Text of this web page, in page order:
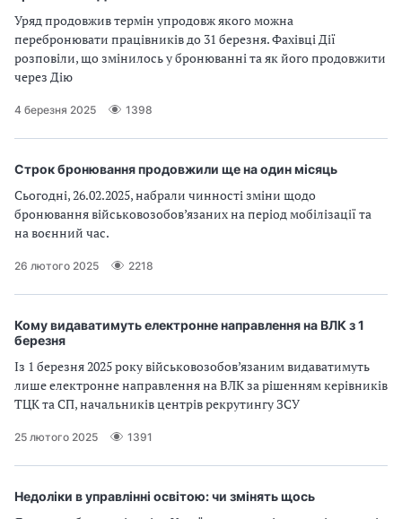
Уряд продовжив термін упродовж якого можна
перебронювати працівників до 31 березня. Фахівці Дії
розповіли, що змінилось у бронюванні та як його продовжити
через Дію
4 березня 2025 1398
Строк бронювання продовжили ще на один місяць
Сьогодні, 26.02.2025, набрали чинності зміни щодо
бронювання військовозобов’язаних на період мобілізації та
на воєнний час.
26 лютого 2025 2218
Кому видаватимуть електронне направлення на ВЛК з 1
березня
Із 1 березня 2025 року військовозобов’язаним видаватимуть
лише електронне направлення на ВЛК за рішенням керівників
ТЦК та СП, начальників центрів рекрутингу ЗСУ
25 лютого 2025 1391
Недоліки в управлінні освітою: чи змінять щось